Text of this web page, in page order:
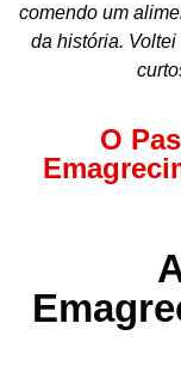
comendo um
da história.
O